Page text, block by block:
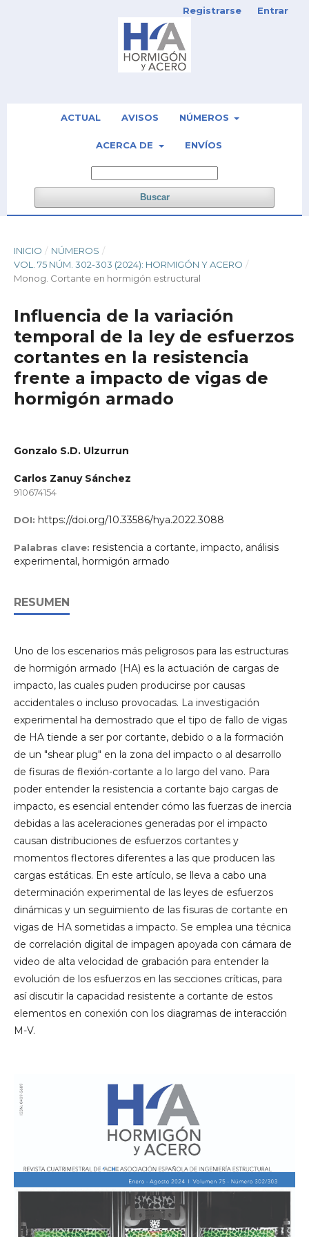
ACTUAL AVISOS NÚMEROS
ACERCA DE ENVÍOS
Buscar
Registrarse Entrar
INICIO / NÚMEROS /
VOL. 75 NÚM. 302-303 (2024): HORMIGÓN Y ACERO /
Monog. Cortante en hormigón estructural
Influencia de la variación
temporal de la ley de esfuerzos
cortantes en la resistencia
frente a impacto de vigas de
hormigón armado
Gonzalo S.D. Ulzurrun
Carlos Zanuy Sánchez
910674154
DOI: https://doi.org/10.33586/hya.2022.3088
Palabras clave: resistencia a cortante, impacto, análisis
experimental, hormigón armado
RESUMEN
Uno de los escenarios más peligrosos para las estructuras
de hormigón armado (HA) es la actuación de cargas de
impacto, las cuales puden producirse por causas
accidentales o incluso provocadas. La investigación
experimental ha demostrado que el tipo de fallo de vigas
de HA tiende a ser por cortante, debido o a la formación
de un "shear plug" en la zona del impacto o al desarrollo
de fisuras de flexión-cortante a lo largo del vano. Para
poder entender la resistencia a cortante bajo cargas de
impacto, es esencial entender cómo las fuerzas de inercia
debidas a las aceleraciones generadas por el impacto
causan distribuciones de esfuerzos cortantes y
momentos flectores diferentes a las que producen las
cargas estáticas. En este artículo, se lleva a cabo una
determinación experimental de las leyes de esfuerzos
dinámicas y un seguimiento de las fisuras de cortante en
vigas de HA sometidas a impacto. Se emplea una técnica
de correlación digital de impagen apoyada con cámara de
video de alta velocidad de grabación para entender la
evolución de los esfuerzos en las secciones críticas, para
así discutir la capacidad resistente a cortante de estos
elementos en conexión con los diagramas de interacción
M-V.